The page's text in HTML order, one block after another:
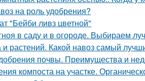
на роль удобрения?
"Бейби ливз цветной"
в саду и в огороде. Выбираем
растений. Какой навоз самый
почвы. Преимущества и
компоста на участке.